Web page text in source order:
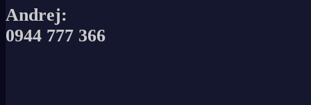
Andrej:
0944 777 366